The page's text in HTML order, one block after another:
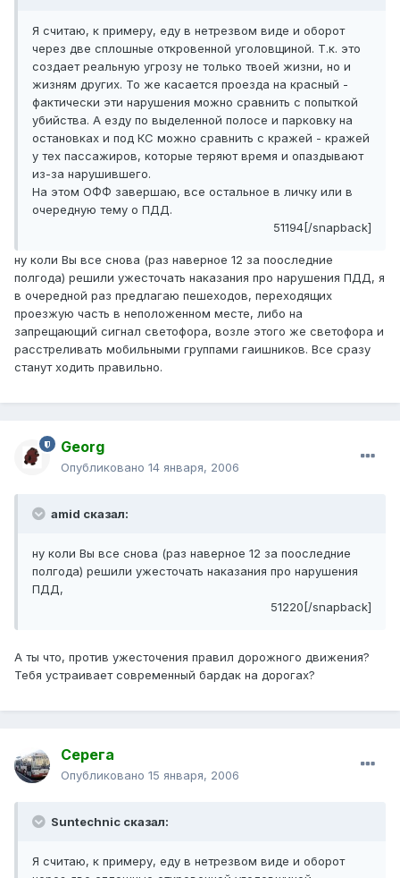
Я считаю, к примеру, еду в нетрезвом виде и оборот
через две сплошные откровенной уголовщиной. Т.к. это
создает реальную угрозу не только твоей жизни, но и
жизням других. То же касается проезда на красный -
фактически эти нарушения можно сравнить с попыткой
убийства. А езду по выделенной полосе и парковку на
остановках и под КС можно сравнить с кражей - кражей
у тех пассажиров, которые теряют время и опаздывают
из-за нарушившего.
На этом ОФФ завершаю, все остальное в личку или в
очередную тему о ПДД.
51194[/snapback]
ну коли Вы все снова (раз наверное 12 за пооследние
полгода) решили ужесточать наказания про нарушения ПДД, я
в очередной раз предлагаю пешеходов, переходящих
проезжую часть в неположенном месте, либо на
запрещающий сигнал светофора, возле этого же светофора и
расстреливать мобильными группами гаишников. Все сразу
станут ходить правильно.
Georg
Опубликовано 14 января, 2006
amid сказал:
ну коли Вы все снова (раз наверное 12 за пооследние
полгода) решили ужесточать наказания про нарушения
ПДД,
51220[/snapback]
А ты что, против ужесточения правил дорожного движения?
Тебя устраивает современный бардак на дорогах?
Серега
Опубликовано 15 января, 2006
Suntechnic сказал:
Я считаю, к примеру, еду в нетрезвом виде и оборот